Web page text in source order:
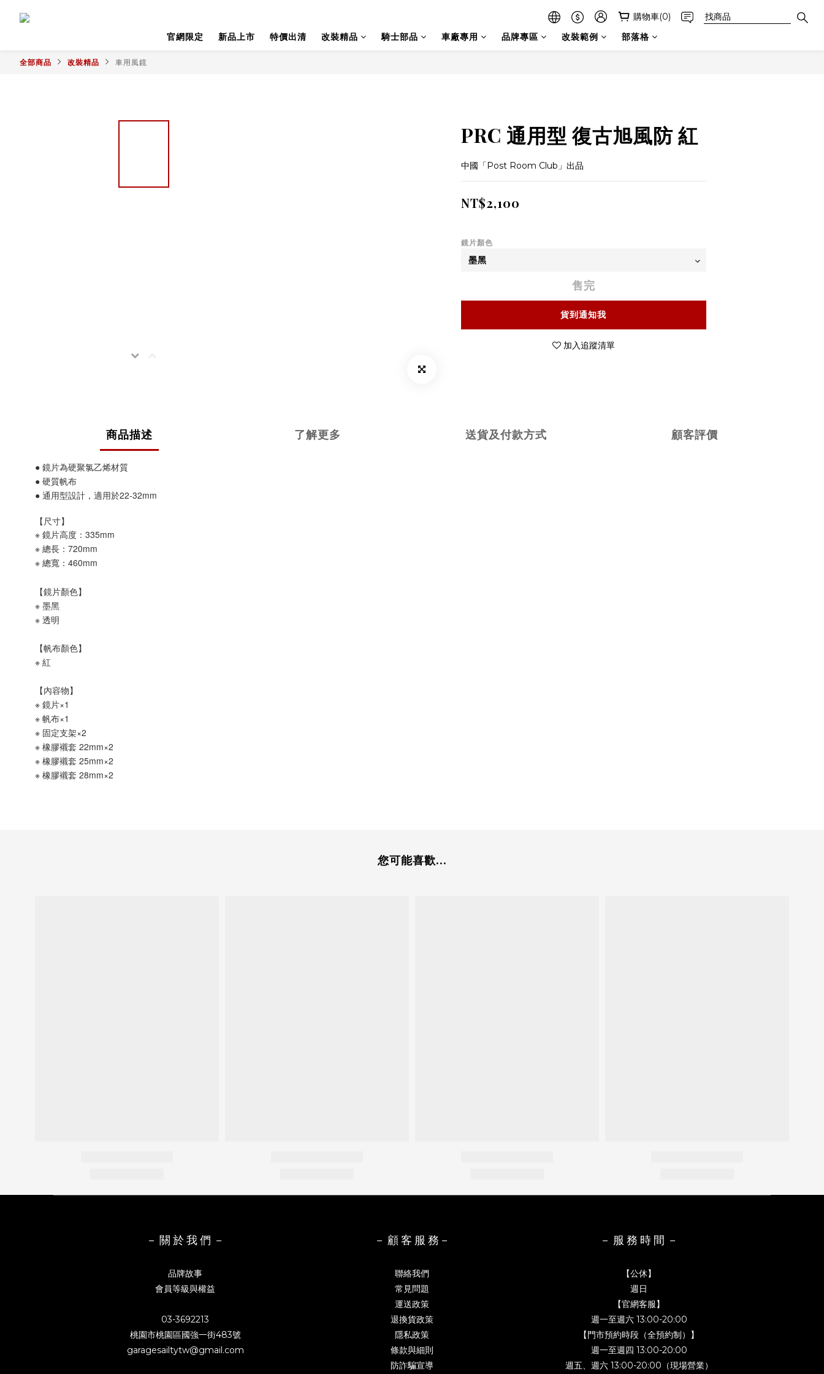
購物車(0)
官網限定
新品上市 特價出清 改裝精品 騎士部品 車廠專用 品牌專區 改裝範例 部落格
全部商品 改裝精品 車用風鏡
PRC 通用型 復古旭風防 紅
中國「Post Room Club」出品
NT$2,100
鏡片顏色
售完
貨到通知我
加入追蹤清單
商品描述 了解更多 送貨及付款方式 顧客評價
● 鏡片為硬聚氯乙烯材質
● 硬質帆布
● 通用型設計，適用於22-32mm
【尺寸】
※ 鏡片高度：335mm
※ 總長：720mm
※ 總寬：460mm
【鏡片顏色】
※ 墨黑
※ 透明
【帆布顏色】
※ 紅
【內容物】
※ 鏡片×1
※ 帆布×1
※ 固定支架×2
※ 橡膠襯套 22mm×2
※ 橡膠襯套 25mm×2
※ 橡膠襯套 28mm×2
您可能喜歡...
－ 關 於 我 們 －
品牌故事
會員等級與權益
03-3692213
桃園市桃園區國強一街483號
garagesailtytw@gmail.com
－ 顧 客 服 務－
聯絡我們
常見問題
運送政策
退換貨政策
隱私政策
條款與細則
防詐騙宣導
－ 服 務 時 間 －
【公休】
週日
【官網客服】
週一至週六 13:00-20:00
【門市預約時段（全預約制）】
週一至週四 13:00-20:00
週五、週六 13:00-20:00（現場營業）